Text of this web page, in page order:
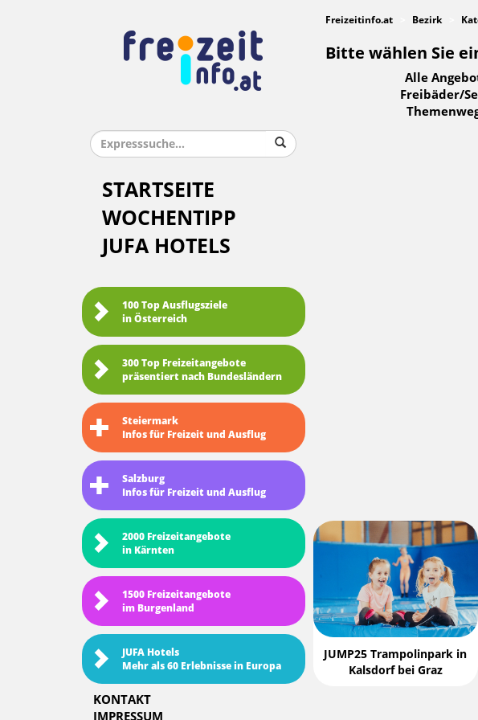
STARTSEITE
WOCHENTIPP
JUFA HOTELS
100 Top Ausflugsziele
in Österreich
300 Top Freizeitangebote
präsentiert nach Bundesländern
Steiermark
Infos für Freizeit und Ausflug
Salzburg
Infos für Freizeit und Ausflug
2000 Freizeitangebote
in Kärnten
1500 Freizeitangebote
im Burgenland
JUFA Hotels
Mehr als 60 Erlebnisse in Europa
KONTAKT
IMPRESSUM
Freizeitinfo.at Bezirk
Bitte wählen Sie
Alle
Freibäder/
JUMP25 Trampolinpark in
Kalsdorf bei Graz